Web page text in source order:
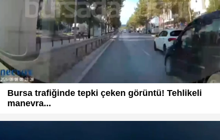
Bursa trafiğinde tepki çeken görüntü! Tehlikeli
manevra...